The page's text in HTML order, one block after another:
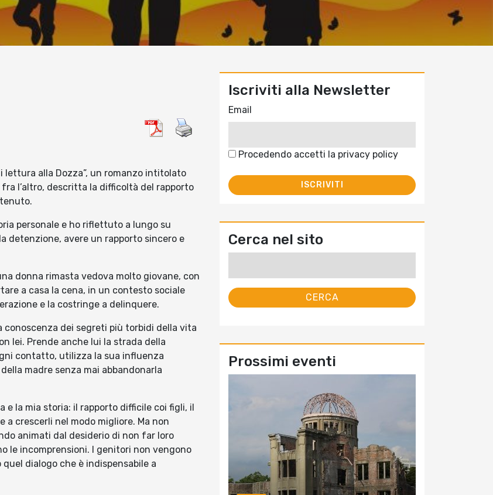
lettura alla Dozza”, un romanzo intitolato
fra l’altro, descritta la difficoltà del rapporto
personale e ho riflettuto a lungo su
detenzione, avere un rapporto sincero e
donna rimasta vedova molto giovane, con
a casa la cena, in un contesto sociale
e la costringe a delinquere.
conoscenza dei segreti più torbidi della vita
lei. Prende anche lui la strada della
contatto, utilizza la sua influenza
madre senza mai abbandonarla
la mia storia: il rapporto difficile coi figli, il
crescerli nel modo migliore. Ma non
animati dal desiderio di non far loro
le incomprensioni. I genitori non vengono
dialogo che è indispensabile a
Iscriviti alla Newsletter
Email
Procedendo accetti la privacy policy
Cerca nel sito
Prossimi eventi